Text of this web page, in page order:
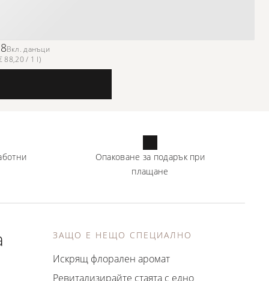
Вкл. данъци
88,20 / 1 l)
Опаковане за подарък при
плащане
ЗАЩО Е НЕЩО СПЕЦИАЛНО
Искрящ флорален аромат
Ревитализирайте стаята с едно